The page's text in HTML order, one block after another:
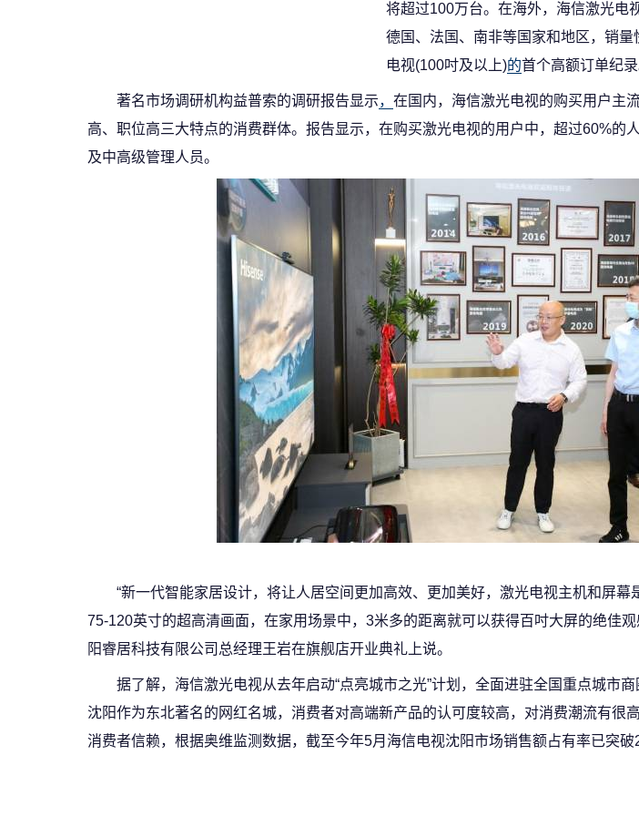
将超过100万台。在海外，海信激光电
德国、法国、南非等国家和地区，销
电视(100吋及以上)的首个高额订单纪录
著名市场调研机构益普索的调研报告显示， 在国内，海信激光电视的购买用户主
高、职位高三大特点的消费群体。报告显示，在购买激光电视的用户中，超过60%的
及中高级管理人员。
“新一代智能家居设计，将让人居空间更加高效、更加美好，激光电视主机和屏
75-120英寸的超高清画面，在家用场景中，3米多的距离就可以获得百吋大屏的绝佳
阳睿居科技有限公司总经理王岩在旗舰店开业典礼上说。
据了解，海信激光电视从去年启动“点亮城市之光”计划，全面进驻全国重点城市
沈阳作为东北著名的网红名城，消费者对高端新产品的认可度较高，对消费潮流有很
消费者信赖，根据奥维监测数据，截至今年5月海信电视沈阳市场销售额占有率已突破